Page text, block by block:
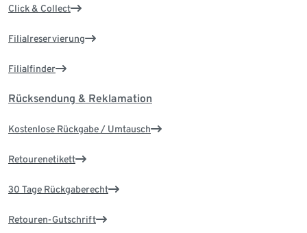
Click & Collect
Filialreservierung
Filialfinder
Rücksendung & Reklamation
Kostenlose Rückgabe / Umtausch
Retourenetikett
30 Tage Rückgaberecht
Retouren-Gutschrift